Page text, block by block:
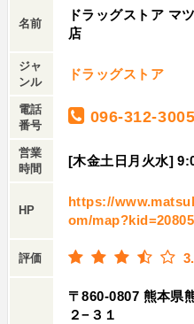
名前
ドラッグストア マ
店
ジャ
ンル
ドラッグストア
電話
番号
096-312-3005
営業
時間
[木金土日月火水]
HP
https://
om/
評価
〒860-0807 熊本県
２−３１